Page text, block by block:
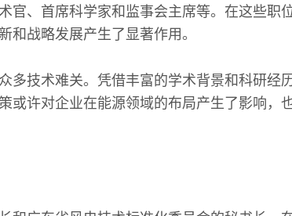
官、首席科学家和监事会主席等。在这些职
和战略发展产生了显著作用。
技术难关。凭借丰富的学术背景和科研经历
或许对企业在能源领域的布局产生了影响，